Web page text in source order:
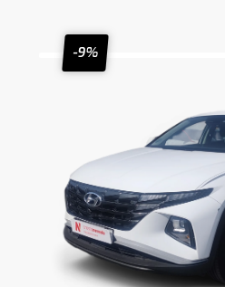
-9%